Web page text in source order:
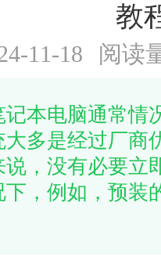
教
11-18 阅读
记本电脑通常情
大多是经过厂商
说，没有必要立
，例如，预装